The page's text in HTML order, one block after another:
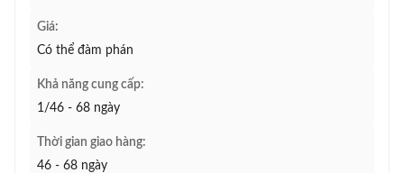
Giá:
Có thể đàm phán
Khả năng cung cấp:
1/46 - 68 ngày
Thời gian giao hàng:
46 - 68 ngày